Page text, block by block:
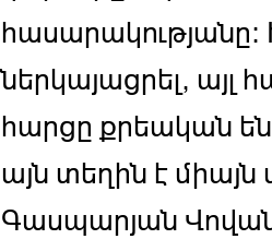
հասարակությանը:
ներկայացրել, այլ
հարցը քրեական
այն տեղին է միայն
Գասպարյան